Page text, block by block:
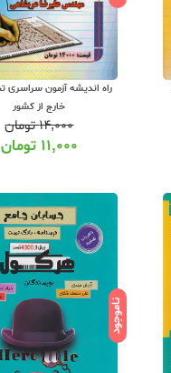
خارج از کشور
۱۴,۰۰۰تومان
۱۱,۰۰۰ تومان
ناموجود